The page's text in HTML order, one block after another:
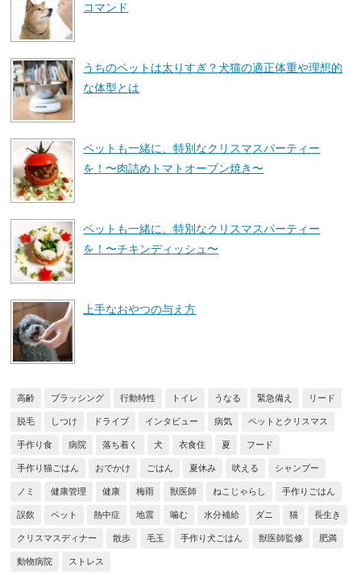
コマンド
うちのペットは太りすぎ？犬猫の適正体重や理想的
な体型とは
ペットも一緒に、特別なクリスマスパーティー
を！〜肉詰めトマトオーブン焼き〜
ペットも一緒に、特別なクリスマスパーティー
を！〜チキンディッシュ〜
上手なおやつの与え方
高齢 ブラッシング 行動特性 トイレ うなる 緊急備え リード
脱毛 しつけ ドライブ インタビュー 病気 ペットとクリスマス
手作り食 病院 落ち着く 犬 衣食住 夏 フード
手作り猫ごはん おでかけ ごはん 夏休み 吠える シャンプー
ノミ 健康管理 健康 梅雨 獣医師 ねこじゃらし 手作りごはん
誤飲 ペット 熱中症 地震 噛む 水分補給 ダニ 猫 長生き
クリスマスディナー 散歩 毛玉 手作り犬ごはん 獣医師監修 肥満
動物病院 ストレス